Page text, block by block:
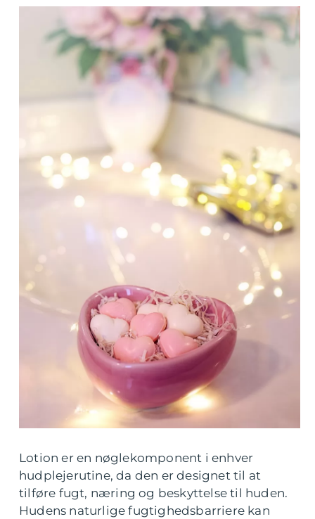
Lotion er en nøglekomponent i enhver
hudplejerutine, da den er designet til at
tilføre fugt, næring og beskyttelse til huden.
Hudens naturlige fugtighedsbarriere kan